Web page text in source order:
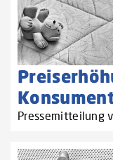
Pressemitteilung